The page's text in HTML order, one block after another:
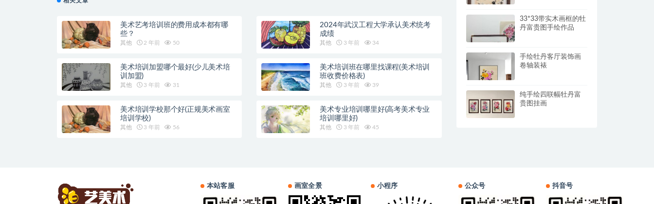
美术艺考培训班的费用成本都有哪
些？
其他 2 年前 50
2024年武汉工程大学承认美术统考
成绩
其他 3 年前 34
美术培训加盟哪个最好(少儿美术培
训加盟)
其他 3 年前 31
美术培训班在哪里找课程(美术培训
班收费价格表)
其他 3 年前 39
美术培训学校那个好(正规美术画室
培训学校)
其他 3 年前 56
美术专业培训哪里好(高考美术专业
培训哪里好)
其他 3 年前 45
33*33带实木画框的牡
丹富贵图手绘作品
手绘牡丹客厅装饰画
卷轴装裱
纯手绘四联幅牡丹富
贵图挂画
本站客服 画室全景 小程序 公众号 抖音号